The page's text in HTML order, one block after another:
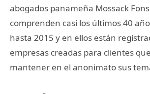
abogados panameña Mossack
comprenden casi los últimos 40
hasta 2015 y en ellos están
empresas creadas para clientes
mantener en el anonimato sus